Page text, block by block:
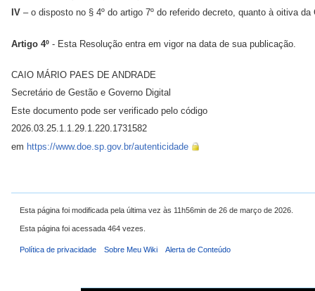
IV – o disposto no § 4º do artigo 7º do referido decreto, quanto à oitiva
Artigo 4º - Esta Resolução entra em vigor na data de sua publicação.
CAIO MÁRIO PAES DE ANDRADE
Secretário de Gestão e Governo Digital
Este documento pode ser verificado pelo código
2026.03.25.1.1.29.1.220.1731582
em https://www.doe.sp.gov.br/autenticidade
Esta página foi modificada pela última vez às 11h56min de 26 de março de 2026.
Esta página foi acessada 464 vezes.
Política de privacidade Sobre Meu Wiki Alerta de Conteúdo